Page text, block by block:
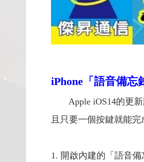
iPhone「語音備忘
Apple iOS14的更新
且只要一個按鍵就能完
1. 開啟內建的「語音